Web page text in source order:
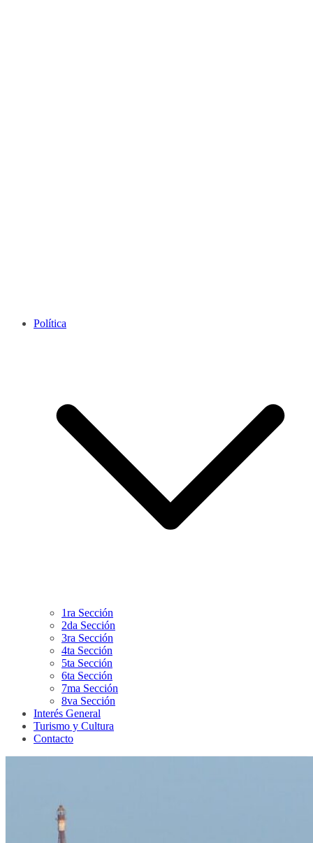
Política
1ra Sección
2da Sección
3ra Sección
4ta Sección
5ta Sección
6ta Sección
7ma Sección
8va Sección
Interés General
Turismo y Cultura
Contacto